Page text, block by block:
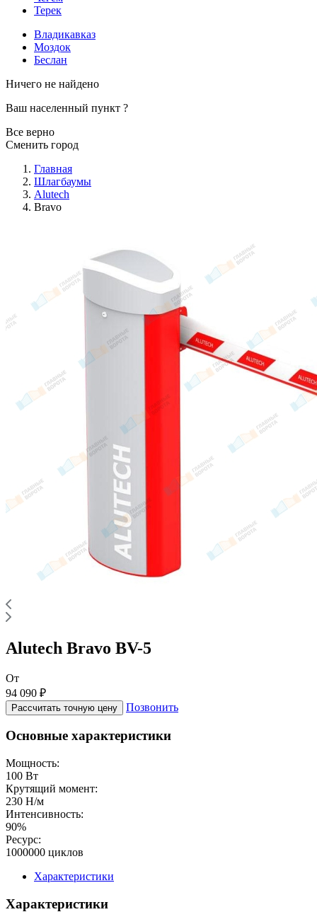
Терек
Владикавказ
Моздок
Беслан
Ничего не найдено
Ваш населенный пункт ?
Все верно
Сменить город
Главная
Шлагбаумы
Alutech
Bravo
Alutech Bravo BV-5
От
94 090 ₽
Рассчитать точную цену Позвонить
Основные характеристики
Мощность:
100 Вт
Крутящий момент:
230 Н/м
Интенсивность:
90%
Ресурс:
1000000 циклов
Характеристики
Характеристики